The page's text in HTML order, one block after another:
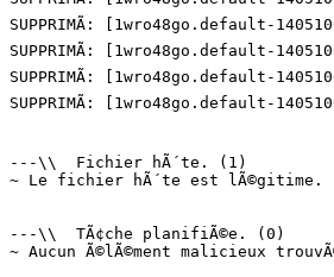
SUPPRIMÃ: [1wro48go.default-
SUPPRIMÃ: [1wro48go.default-
SUPPRIMÃ: [1wro48go.default-
SUPPRIMÃ: [1wro48go.default-
---\\  Fichier hÃ´te. (1)
~ Le fichier hÃ´te est lÃ©gitime.
---\\  TÃ¢che planifiÃ©e. (0)
~ Aucun Ã©lÃ©ment malicieux